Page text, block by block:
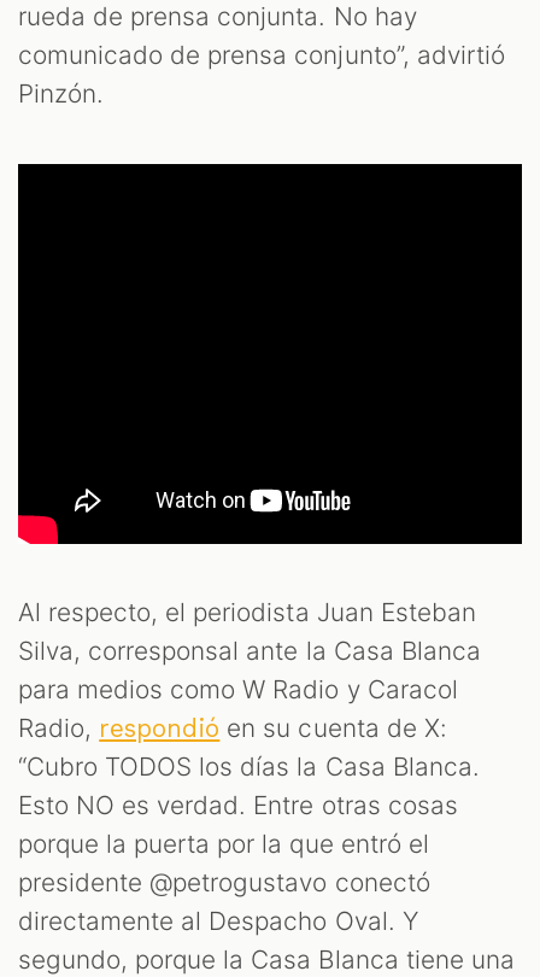
rueda de prensa conjunta. No hay
comunicado de prensa conjunto”, advirtió
Pinzón.
Al respecto, el periodista Juan Esteban
Silva, corresponsal ante la Casa Blanca
para medios como W Radio y Caracol
Radio, respondió en su cuenta de X:
“Cubro TODOS los días la Casa Blanca.
Esto NO es verdad. Entre otras cosas
porque la puerta por la que entró el
presidente @petrogustavo conectó
directamente al Despacho Oval. Y
segundo, porque la Casa Blanca tiene una